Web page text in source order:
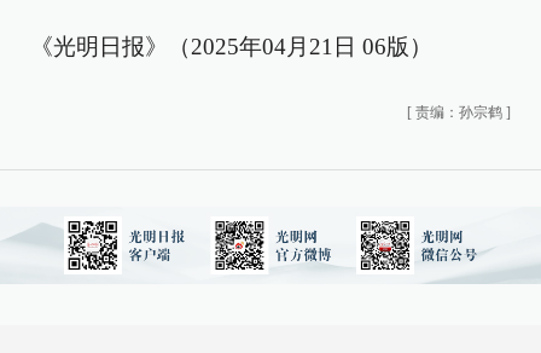
《光明日报》（2025年04月21日 06版）
[ 责编：孙宗鹤 ]